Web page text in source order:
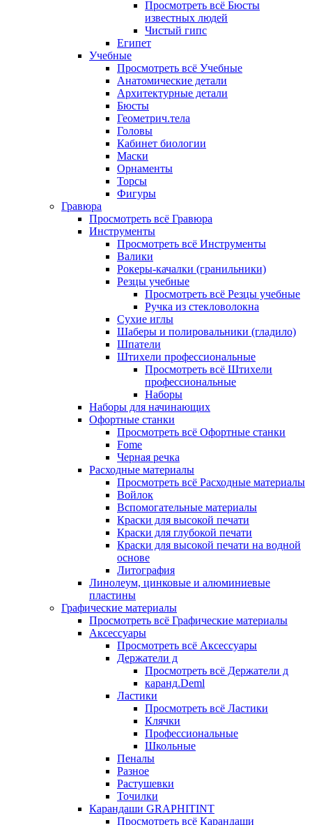
Просмотреть всё Бюсты
известных людей
Чистый гипс
Египет
Учебные
Просмотреть всё Учебные
Анатомические детали
Архитектурные детали
Бюсты
Геометрич.тела
Головы
Кабинет биологии
Маски
Орнаменты
Торсы
Фигуры
Гравюра
Просмотреть всё Гравюра
Инструменты
Просмотреть всё Инструменты
Валики
Рокеры-качалки (гранильники)
Резцы учебные
Просмотреть всё Резцы учебные
Ручка из стекловолокна
Сухие иглы
Шаберы и полировальники (гладило)
Шпатели
Штихели профессиональные
Просмотреть всё Штихели
профессиональные
Наборы
Наборы для начинающих
Офортные станки
Просмотреть всё Офортные станки
Fome
Черная речка
Расходные материалы
Просмотреть всё Расходные материалы
Войлок
Вспомогательные материалы
Краски для высокой печати
Краски для глубокой печати
Краски для высокой печати на водной
основе
Литография
Линолеум, цинковые и алюминиевые
пластины
Графические материалы
Просмотреть всё Графические материалы
Аксессуары
Просмотреть всё Аксессуары
Держатели д
Просмотреть всё Держатели д
каранд.Deml
Ластики
Просмотреть всё Ластики
Клячки
Профессиональные
Школьные
Пеналы
Разное
Растушевки
Точилки
Карандаши GRAPHITINT
Просмотреть всё Карандаши